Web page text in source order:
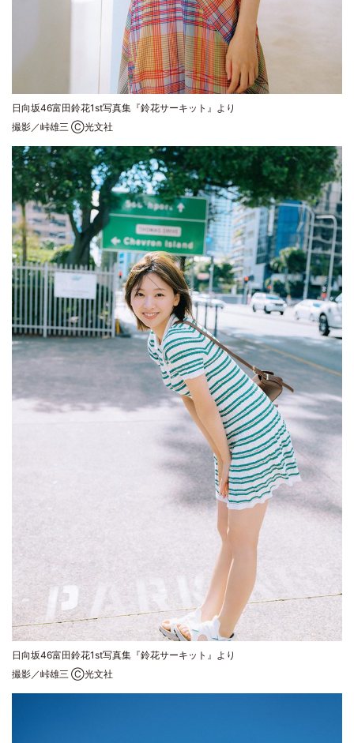
日向坂46富田鈴花1st写真集『鈴花サーキット』より
撮影／峠雄三 Ⓒ光文社
日向坂46富田鈴花1st写真集『鈴花サーキット』より
撮影／峠雄三 Ⓒ光文社